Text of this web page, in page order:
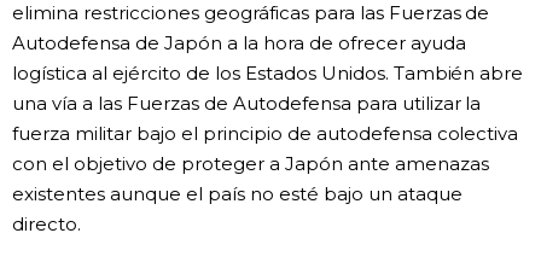
elimina restricciones geográficas para las Fuerzas de
Autodefensa de Japón a la hora de ofrecer ayuda
logística al ejército de los Estados Unidos. También abre
una vía a las Fuerzas de Autodefensa para utilizar la
fuerza militar bajo el principio de autodefensa colectiva
con el objetivo de proteger a Japón ante amenazas
existentes aunque el país no esté bajo un ataque
directo.